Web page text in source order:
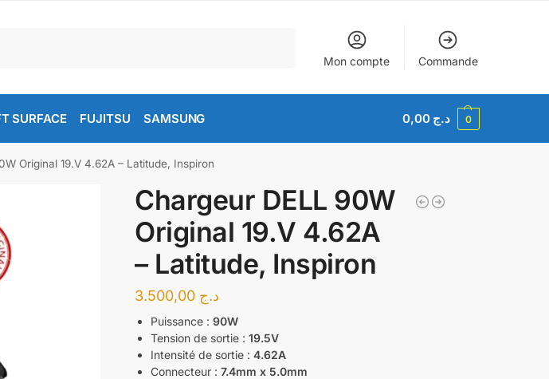
Mon compte Commande
SURFACE FUJITSU SAMSUNG د.ج 0,00 0
Original 19.V 4.62A – Latitude, Inspiron
Chargeur DELL 90W
Original 19.V 4.62A
– Latitude, Inspiron
د.ج
Puissance :90W
Tension de sortie :19.5V
Intensité de sortie :4.62A
Connecteur :7.4mm x 5.0mm